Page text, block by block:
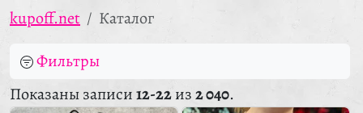
kupoff.net
Каталог
Фильтры
Показаны записи12-22из2 040.